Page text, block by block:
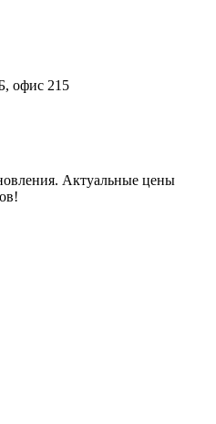
офис 215
Актуальные цены